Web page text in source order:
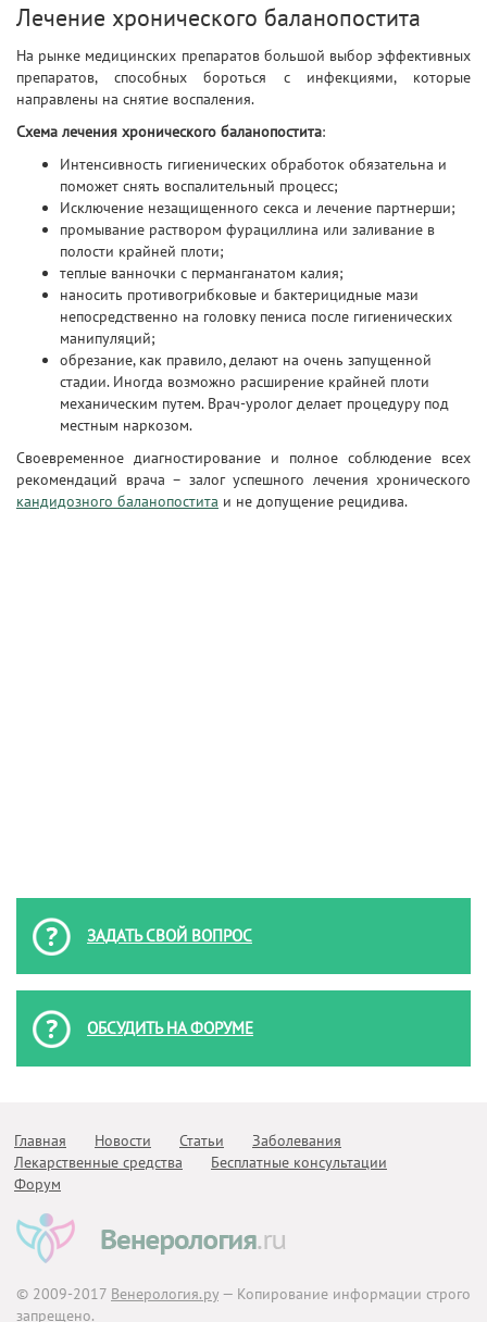
Лечение хронического баланопостита
На рынке медицинских препаратов большой выбор эффективных
препаратов, способных бороться с инфекциями, которые
направлены на снятие воспаления.
Схема лечения хронического баланопостита:
Интенсивность гигиенических обработок обязательна и
поможет снять воспалительный процесс;
Исключение незащищенного секса и лечение партнерши;
промывание раствором фурациллина или заливание в
полости крайней плоти;
теплые ванночки с перманганатом калия;
наносить противогрибковые и бактерицидные мази
непосредственно на головку пениса после гигиенических
манипуляций;
обрезание, как правило, делают на очень запущенной
стадии. Иногда возможно расширение крайней плоти
механическим путем. Врач-уролог делает процедуру под
местным наркозом.
Своевременное диагностирование и полное соблюдение всех
рекомендаций врача – залог успешного лечения хронического
кандидозного баланопостита и не допущение рецидива.
ЗАДАТЬ СВОЙ ВОПРОС
ОБСУДИТЬ НА ФОРУМЕ
Главная Новости Статьи
Заболевания
Лекарственные средства
Бесплатные консультации
Форум
© 2009-2017 Венерология.ру — Копирование информации строго
запрещено.